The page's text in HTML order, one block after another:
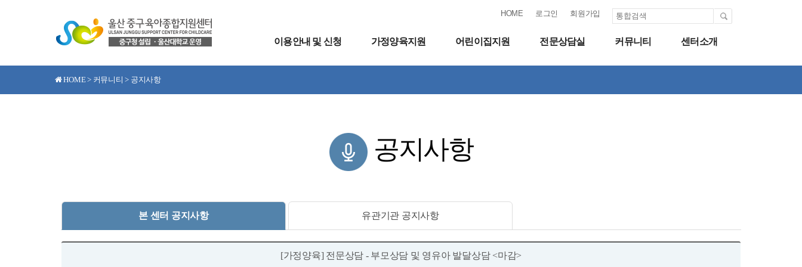
HOME 로그인 회원가입
이용안내 및 신청 가정양육지원 어린이집지원 전문상담실 커뮤니티 센터소개
HOME > 커뮤니티 > 공지사항
공지사항
본 센터 공지사항 유관기관 공지사항
[가정양육] 전문상담 - 부모상담 및 영유아 발달상담 <마감>